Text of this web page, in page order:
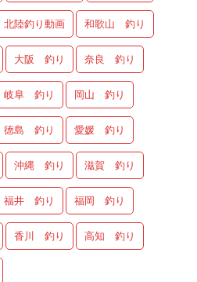
北陸釣り動画 和歌山 釣り
大阪 釣り 奈良 釣り
岐阜 釣り 岡山 釣り
徳島 釣り 愛媛 釣り
沖縄 釣り 滋賀 釣り
福井 釣り 福岡 釣り
香川 釣り 高知 釣り